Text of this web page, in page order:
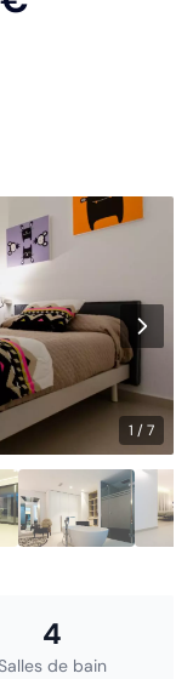
1 / 7
4
de bain